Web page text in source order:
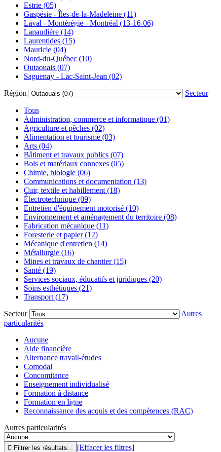
Estrie (05)
Gaspésie - Îles-de-la-Madeleine (11)
Laval - Montérégie - Montréal (13-16-06)
Lanaudière (14)
Laurentides (15)
Mauricie (04)
Nord-du-Québec (10)
Outaouais (07)
Saguenay - Lac-Saint-Jean (02)
Région
Secteur
Tous
Administration, commerce et informatique (01)
Agriculture et pêches (02)
Alimentation et tourisme (03)
Arts (04)
Bâtiment et travaux publics (07)
Bois et matériaux connexes (05)
Chimie, biologie (06)
Communications et documentation (13)
Cuir, textile et habillement (18)
Électrotechnique (09)
Entretien d'équipement motorisé (10)
Environnement et aménagement du territoire (08)
Fabrication mécanique (11)
Foresterie et papier (12)
Mécanique d'entretien (14)
Métallurgie (16)
Mines et travaux de chantier (15)
Santé (19)
Services sociaux, éducatifs et juridiques (20)
Soins esthétiques (21)
Transport (17)
Secteur
Autres
particularités
Aucune
Aide financière
Alternance travail-études
Comodal
Concomitance
Enseignement individualisé
Formation à distance
Formation en ligne
Reconnaissance des acquis et des compétences (RAC)
Autres particularités
[Effacer les filtres]